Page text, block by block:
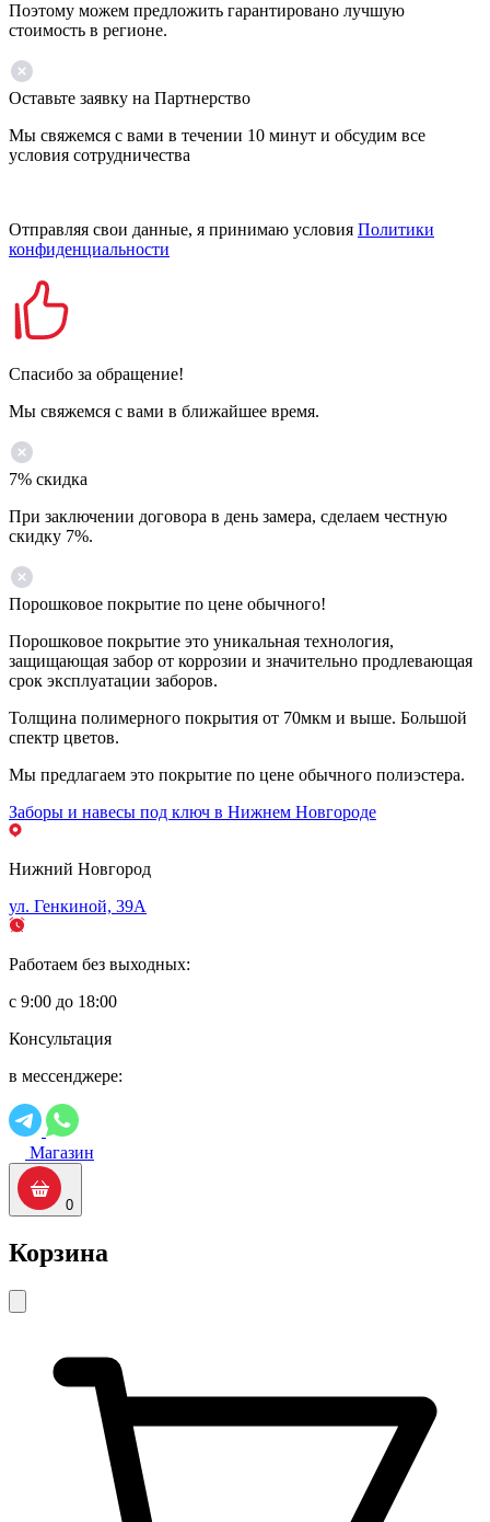
Поэтому можем предложить гарантировано лучшую
стоимость в регионе.
Оставьте заявку на Партнерство
Мы свяжемся с вами в течении 10 минут и обсудим все
условия сотрудничества
Отправляя свои данные, я принимаю условия Политики
конфиденциальности
Спасибо за обращение!
Мы свяжемся с вами в ближайшее время.
7% скидка
При заключении договора в день замера, сделаем честную
скидку 7%.
Порошковое покрытие по цене обычного!
Порошковое покрытие это уникальная технология,
защищающая забор от коррозии и значительно продлевающая
срок эксплуатации заборов.
Толщина полимерного покрытия от 70мкм и выше. Большой
спектр цветов.
Мы предлагаем это покрытие по цене обычного полиэстера.
Заборы и навесы под ключ в Нижнем Новгороде
Нижний Новгород
ул. Генкиной, 39А
Работаем без выходных:
с 9:00 до 18:00
Консультация
в мессенджере:
Магазин
0
Корзина